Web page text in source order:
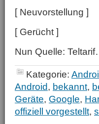
[ Neuvorstellung ]
[ Gerücht ]
Nun Quelle:
Kategorie:
Android, bekannt,
Geräte, Google,
offiziell vorgestellt,